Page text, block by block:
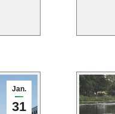
Jan.
31